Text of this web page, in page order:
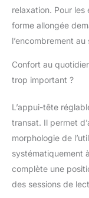
relaxation. Pour
forme allongée
l’encombrement au
Confort au
trop important ?
L’appui-tête
transat. Il permet
morphologie de
systématiquement
complète une
des sessions de